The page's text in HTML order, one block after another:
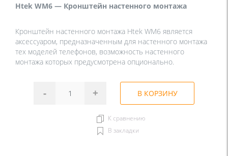
Htek WM6 — Кронштейн настенного монтажа
Кронштейн настенного монтажа Htek WM6 является
аксессуаром, предназначенным для настенного монтажа
тех моделей телефонов, возможность настенного
монтажа которых предусмотрена опционально.
- + В КОРЗИНУ
К сравнению
В закладки